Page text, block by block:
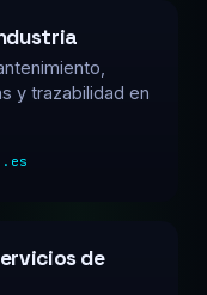
y trazabilidad en
de